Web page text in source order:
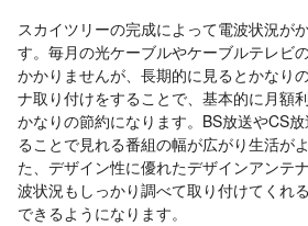
スカイツリーの完成によって電波状況が
す。毎月の光ケーブルやケーブルテレビ
かかりませんが、長期的に見るとかなり
ナ取り付けをすることで、基本的に月額
かなりの節約になります。BS放送やCS
ることで見れる番組の幅が広がり生活が
た、デザイン性に優れたデザインアンテ
波状況もしっかり調べて取り付けてくれ
できるようになります。